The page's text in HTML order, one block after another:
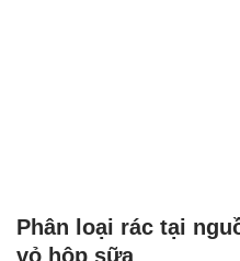
Phân loại rác tại
vỏ hộp sữa